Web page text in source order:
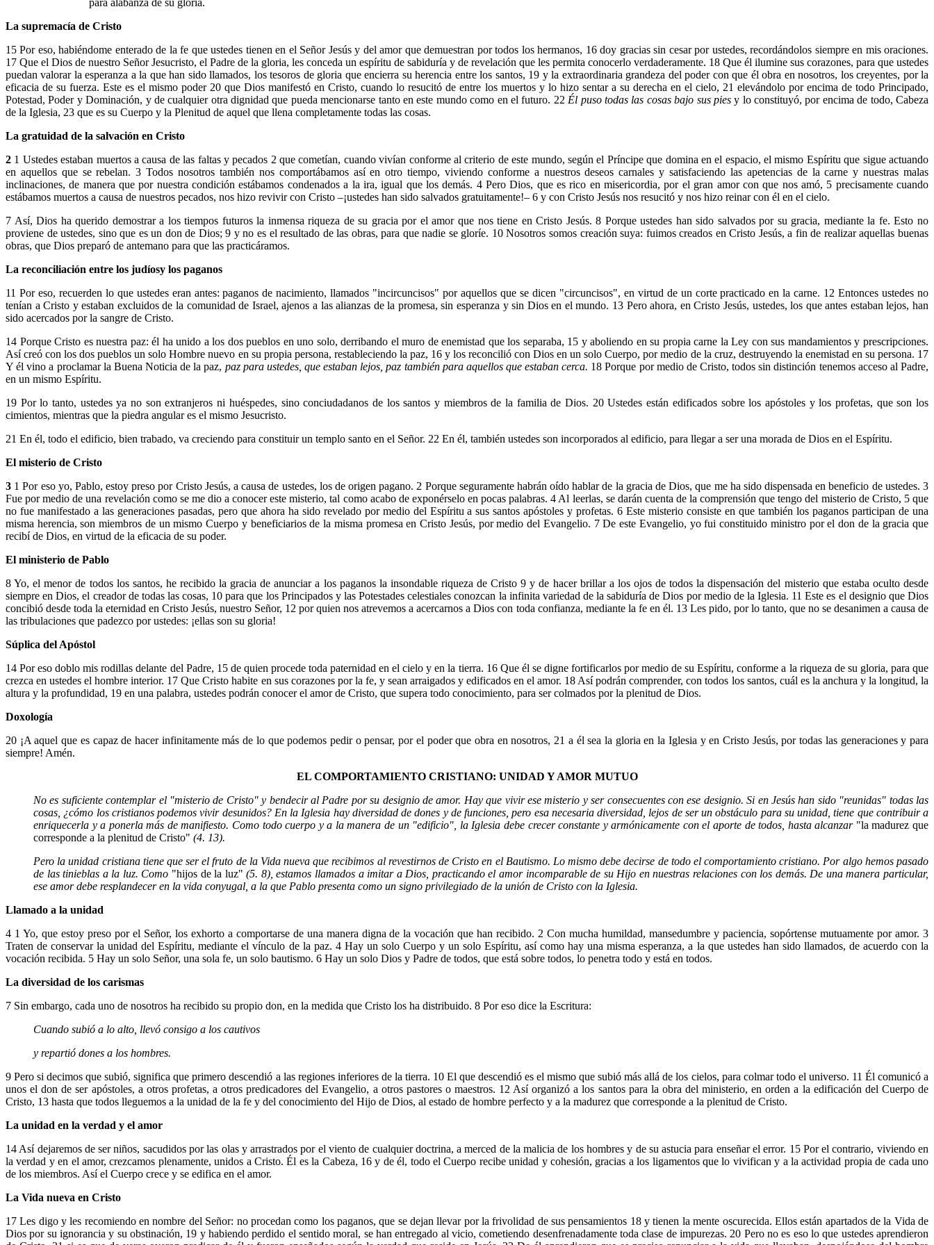
para alabanza de su gloria.
La supremacía de Cristo
15 Por eso, habiéndome enterado de la fe que ustedes tienen en el Señor Jesús y del amor que demuestran por todos los hermanos, 16 doy gracias sin cesar por ustedes, recordándolos siempre en mis oraciones.
17 Que el Dios de nuestro Señor Jesucristo, el Padre de la gloria, les conceda un espíritu de sabiduría y de revelación que les permita conocerlo verdaderamente. 18 Que él ilumine sus corazones, para que ustedes
puedan valorar la esperanza a la que han sido llamados, los tesoros de gloria que encierra su herencia entre los santos, 19 y la extraordinaria grandeza del poder con que él obra en nosotros, los creyentes, por la
eficacia de su fuerza. Este es el mismo poder 20 que Dios manifestó en Cristo, cuando lo resucitó de entre los muertos y lo hizo sentar a su derecha en el cielo, 21 elevándolo por encima de todo Principado,
Potestad, Poder y Dominación, y de cualquier otra dignidad que pueda mencionarse tanto en este mundo como en el futuro. 22 Él puso todas las cosas bajo sus piesy lo constituyó, por encima de todo, Cabeza
de la Iglesia, 23 que es su Cuerpo y la Plenitud de aquel que llena completamente todas las cosas.
La gratuidad de la salvación en Cristo
2 1 Ustedes estaban muertos a causa de las faltas y pecados 2 que cometían, cuando vivían conforme al criterio de este mundo, según el Príncipe que domina en el espacio, el mismo Espíritu que sigue actuando
en aquellos que se rebelan. 3 Todos nosotros también nos comportábamos así en otro tiempo, viviendo conforme a nuestros deseos carnales y satisfaciendo las apetencias de la carne y nuestras malas
inclinaciones, de manera que por nuestra condición estábamos condenados a la ira, igual que los demás. 4 Pero Dios, que es rico en misericordia, por el gran amor con que nos amó, 5 precisamente cuando
estábamos muertos a causa de nuestros pecados, nos hizo revivir con Cristo –¡ustedes han sido salvados gratuitamente!– 6 y con Cristo Jesús nos resucitó y nos hizo reinar con él en el cielo.
7 Así, Dios ha querido demostrar a los tiempos futuros la inmensa riqueza de su gracia por el amor que nos tiene en Cristo Jesús. 8 Porque ustedes han sido salvados por su gracia, mediante la fe. Esto no
proviene de ustedes, sino que es un don de Dios; 9 y no es el resultado de las obras, para que nadie se gloríe. 10 Nosotros somos creación suya: fuimos creados en Cristo Jesús, a fin de realizar aquellas buenas
obras, que Dios preparó de antemano para que las practicáramos.
La reconciliación entre los judíosy los paganos
11 Por eso, recuerden lo que ustedes eran antes: paganos de nacimiento, llamados "incircuncisos" por aquellos que se dicen "circuncisos", en virtud de un corte practicado en la carne. 12 Entonces ustedes no
tenían a Cristo y estaban excluidos de la comunidad de Israel, ajenos a las alianzas de la promesa, sin esperanza y sin Dios en el mundo. 13 Pero ahora, en Cristo Jesús, ustedes, los que antes estaban lejos, han
sido acercados por la sangre de Cristo.
14 Porque Cristo es nuestra paz: él ha unido a los dos pueblos en uno solo, derribando el muro de enemistad que los separaba, 15 y aboliendo en su propia carne la Ley con sus mandamientos y prescripciones.
Así creó con los dos pueblos un solo Hombre nuevo en su propia persona, restableciendo la paz, 16 y los reconcilió con Dios en un solo Cuerpo, por medio de la cruz, destruyendo la enemistad en su persona. 17
Y él vino a proclamar la Buena Noticia de la paz, paz para ustedes, que estaban lejos, paz también para aquellos que estaban cerca. 18 Porque por medio de Cristo, todos sin distinción tenemos acceso al Padre,
en un mismo Espíritu.
19 Por lo tanto, ustedes ya no son extranjeros ni huéspedes, sino conciudadanos de los santos y miembros de la familia de Dios. 20 Ustedes están edificados sobre los apóstoles y los profetas, que son los
cimientos, mientras que la piedra angular es el mismo Jesucristo.
21 En él, todo el edificio, bien trabado, va creciendo para constituir un templo santo en el Señor. 22 En él, también ustedes son incorporados al edificio, para llegar a ser una morada de Dios en el Espíritu.
El misterio de Cristo
3 1 Por eso yo, Pablo, estoy preso por Cristo Jesús, a causa de ustedes, los de origen pagano. 2 Porque seguramente habrán oído hablar de la gracia de Dios, que me ha sido dispensada en beneficio de ustedes. 3
Fue por medio de una revelación como se me dio a conocer este misterio, tal como acabo de exponérselo en pocas palabras. 4 Al leerlas, se darán cuenta de la comprensión que tengo del misterio de Cristo, 5 que
no fue manifestado a las generaciones pasadas, pero que ahora ha sido revelado por medio del Espíritu a sus santos apóstoles y profetas. 6 Este misterio consiste en que también los paganos participan de una
misma herencia, son miembros de un mismo Cuerpo y beneficiarios de la misma promesa en Cristo Jesús, por medio del Evangelio. 7 De este Evangelio, yo fui constituido ministro por el don de la gracia que
recibí de Dios, en virtud de la eficacia de su poder.
El ministerio de Pablo
8 Yo, el menor de todos los santos, he recibido la gracia de anunciar a los paganos la insondable riqueza de Cristo 9 y de hacer brillar a los ojos de todos la dispensación del misterio que estaba oculto desde
siempre en Dios, el creador de todas las cosas, 10 para que los Principados y las Potestades celestiales conozcan la infinita variedad de la sabiduría de Dios por medio de la Iglesia. 11 Este es el designio que Dios
concibió desde toda la eternidad en Cristo Jesús, nuestro Señor, 12 por quien nos atrevemos a acercarnos a Dios con toda confianza, mediante la fe en él. 13 Les pido, por lo tanto, que no se desanimen a causa de
las tribulaciones que padezco por ustedes: ¡ellas son su gloria!
Súplica del Apóstol
14 Por eso doblo mis rodillas delante del Padre, 15 de quien procede toda paternidad en el cielo y en la tierra. 16 Que él se digne fortificarlos por medio de su Espíritu, conforme a la riqueza de su gloria, para que
crezca en ustedes el hombre interior. 17 Que Cristo habite en sus corazones por la fe, y sean arraigados y edificados en el amor. 18 Así podrán comprender, con todos los santos, cuál es la anchura y la longitud, la
altura y la profundidad, 19 en una palabra, ustedes podrán conocer el amor de Cristo, que supera todo conocimiento, para ser colmados por la plenitud de Dios.
Doxología
20 ¡A aquel que es capaz de hacer infinitamente más de lo que podemos pedir o pensar, por el poder que obra en nosotros, 21 a él sea la gloria en la Iglesia y en Cristo Jesús, por todas las generaciones y para
siempre! Amén.
EL COMPORTAMIENTO CRISTIANO: UNIDAD Y AMOR MUTUO
No es suficiente contemplar el "misterio de Cristo" y bendecir al Padre por su designio de amor. Hay que vivir ese misterio y ser consecuentes con ese designio. Si en Jesús han sido "reunidas" todas las
cosas, ¿cómo los cristianos podemos vivir desunidos? En la Iglesia hay diversidad de dones y de funciones, pero esa necesaria diversidad, lejos de ser un obstáculo para su unidad, tiene que contribuir a
enriquecerla y a ponerla más de manifiesto. Como todo cuerpo y a la manera de un "edificio", la Iglesia debe crecer constante y armónicamente con el aporte de todos, hasta alcanzar "la madurez que
corresponde a la plenitud de Cristo" (4. 13).
Pero la unidad cristiana tiene que ser el fruto de la Vida nueva que recibimos al revestirnos de Cristo en el Bautismo. Lo mismo debe decirse de todo el comportamiento cristiano. Por algo hemos pasado
de las tinieblas a la luz. Como "hijos de la luz" (5. 8), estamos llamados a imitar a Dios, practicando el amor incomparable de su Hijo en nuestras relaciones con los demás. De una manera particular,
ese amor debe resplandecer en la vida conyugal, a la que Pablo presenta como un signo privilegiado de la unión de Cristo con la Iglesia.
Llamado a la unidad
4 1 Yo, que estoy preso por el Señor, los exhorto a comportarse de una manera digna de la vocación que han recibido. 2 Con mucha humildad, mansedumbre y paciencia, sopórtense mutuamente por amor. 3
Traten de conservar la unidad del Espíritu, mediante el vínculo de la paz. 4 Hay un solo Cuerpo y un solo Espíritu, así como hay una misma esperanza, a la que ustedes han sido llamados, de acuerdo con la
vocación recibida. 5 Hay un solo Señor, una sola fe, un solo bautismo. 6 Hay un solo Dios y Padre de todos, que está sobre todos, lo penetra todo y está en todos.
La diversidad de los carismas
7 Sin embargo, cada uno de nosotros ha recibido su propio don, en la medida que Cristo los ha distribuido. 8 Por eso dice la Escritura:
Cuando subió a lo alto, llevó consigo a los cautivos
y repartió dones a los hombres.
9 Pero si decimos que subió, significa que primero descendió a las regiones inferiores de la tierra. 10 El que descendió es el mismo que subió más allá de los cielos, para colmar todo el universo. 11 Él comunicó a
unos el don de ser apóstoles, a otros profetas, a otros predicadores del Evangelio, a otros pastores o maestros. 12 Así organizó a los santos para la obra del ministerio, en orden a la edificación del Cuerpo de
Cristo, 13 hasta que todos lleguemos a la unidad de la fe y del conocimiento del Hijo de Dios, al estado de hombre perfecto y a la madurez que corresponde a la plenitud de Cristo.
La unidad en la verdad y el amor
14 Así dejaremos de ser niños, sacudidos por las olas y arrastrados por el viento de cualquier doctrina, a merced de la malicia de los hombres y de su astucia para enseñar el error. 15 Por el contrario, viviendo en
la verdad y en el amor, crezcamos plenamente, unidos a Cristo. Él es la Cabeza, 16 y de él, todo el Cuerpo recibe unidad y cohesión, gracias a los ligamentos que lo vivifican y a la actividad propia de cada uno
de los miembros. Así el Cuerpo crece y se edifica en el amor.
La Vida nueva en Cristo
17 Les digo y les recomiendo en nombre del Señor: no procedan como los paganos, que se dejan llevar por la frivolidad de sus pensamientos 18 y tienen la mente oscurecida. Ellos están apartados de la Vida de
Dios por su ignorancia y su obstinación, 19 y habiendo perdido el sentido moral, se han entregado al vicio, cometiendo desenfrenadamente toda clase de impurezas. 20 Pero no es eso lo que ustedes aprendieron